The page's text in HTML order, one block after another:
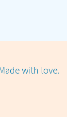
with love.